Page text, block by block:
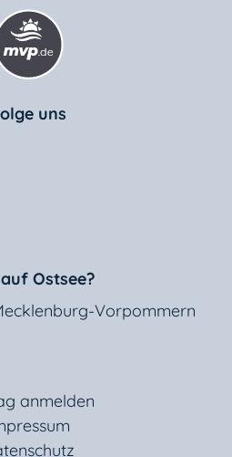
uns
Ostsee?
Vorpommern
anmelden